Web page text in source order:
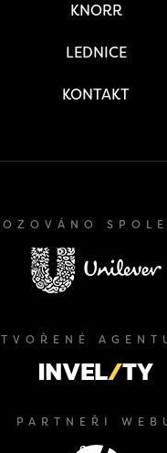
KNORR
LEDNICE
KONTAKT
PARTNEŘI